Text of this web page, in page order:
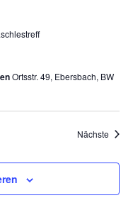
Ortsstr. 49, Ebersbach, BW
Nächste